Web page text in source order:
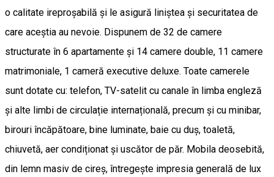
o calitate ireproșabilă și le asigură liniștea și securitatea de
care aceștia au nevoie. Dispunem de 32 de camere
structurate în 6 apartamente și 14 camere double, 11 camere
matrimoniale, 1 cameră executive deluxe. Toate camerele
sunt dotate cu: telefon, TV-satelit cu canale în limba engleză
și alte limbi de circulație internațională, precum și cu minibar,
birouri încăpătoare, bine luminate, baie cu duș, toaletă,
chiuvetă, aer condiționat și uscător de păr. Mobila deosebită,
din lemn masiv de cireș, întregește impresia generală de lux